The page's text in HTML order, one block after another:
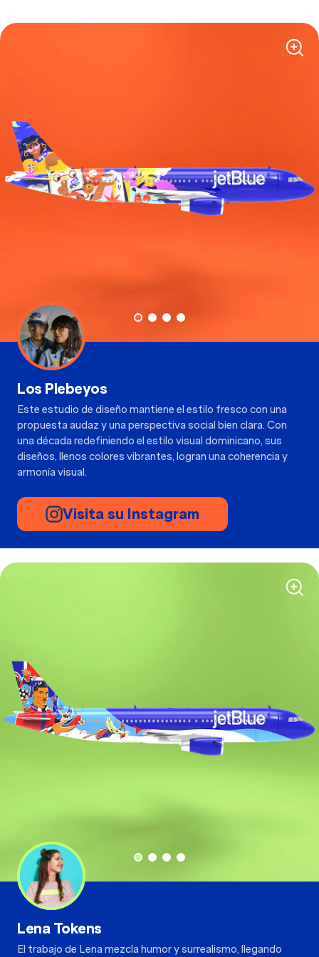
Los Plebeyos
Este estudio de diseño mantiene el estilo fresco con una
propuesta audaz y una perspectiva social bien clara. Con
una década redefiniendo el estilo visual dominicano, sus
diseños, llenos colores vibrantes, logran una coherencia y
armonía visual.
Visita su Instagram
Lena Tokens
El trabajo de Lena mezcla humor y surrealismo, llegando